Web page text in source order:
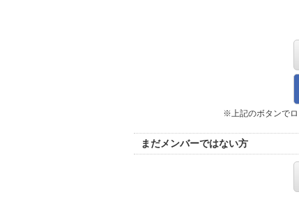
※上記のボタンでロ
まだメンバーではない方